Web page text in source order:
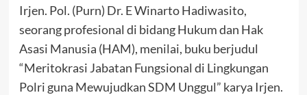
Irjen. Pol. (Purn) Dr. E Winarto Hadiwasito,
seorang profesional di bidang Hukum dan Hak
Asasi Manusia (HAM), menilai, buku berjudul
“Meritokrasi Jabatan Fungsional di Lingkungan
Polri guna Mewujudkan SDM Unggul” karya Irjen.